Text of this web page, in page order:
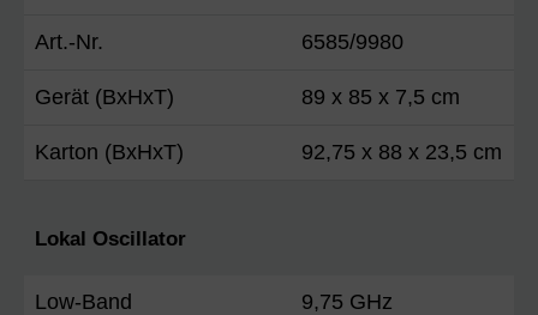
Art.-Nr. 6585/9980
Gerät (BxHxT) 89 x 85 x 7,5 cm
Karton (BxHxT) 92,75 x 88 x 23,5 cm
Lokal Oscillator
Low-Band 9,75 GHz